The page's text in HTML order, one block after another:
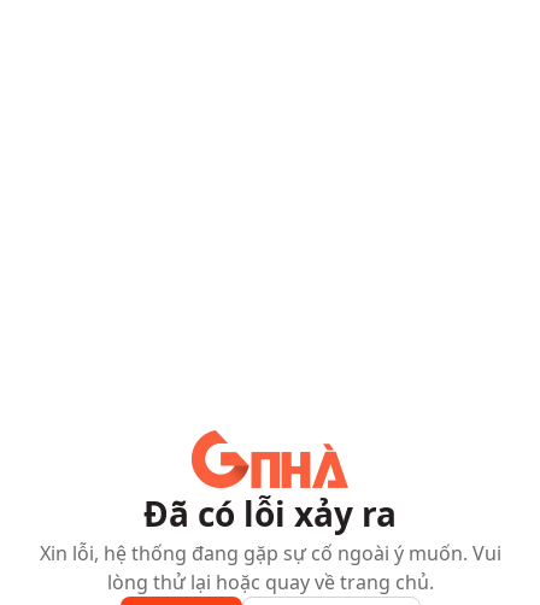
Đã có lỗi xảy ra
Xin lỗi, hệ thống đang gặp sự cố ngoài ý muốn. Vui
lòng thử lại hoặc quay về trang chủ.